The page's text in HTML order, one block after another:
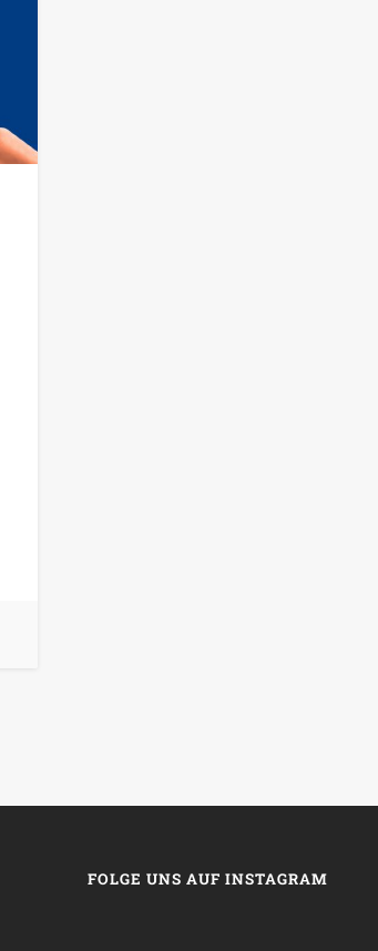
FOLGE UNS AUF INSTAGRAM